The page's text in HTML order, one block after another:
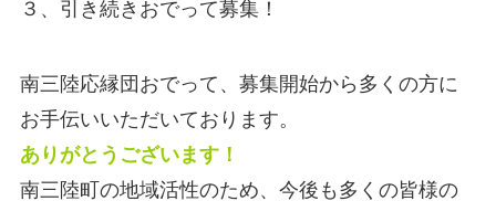
３、引き続きおでって募集！
南三陸応縁団おでって、募集開始から多くの方に
お手伝いいただいております。
ありがとうございます！
南三陸町の地域活性のため、今後も多くの皆様の